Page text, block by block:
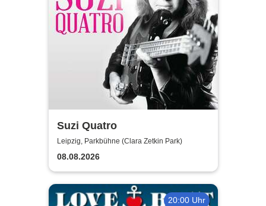
Suzi Quatro
Leipzig, Parkbühne (Clara Zetkin Park)
08.08.2026
20:00 Uhr